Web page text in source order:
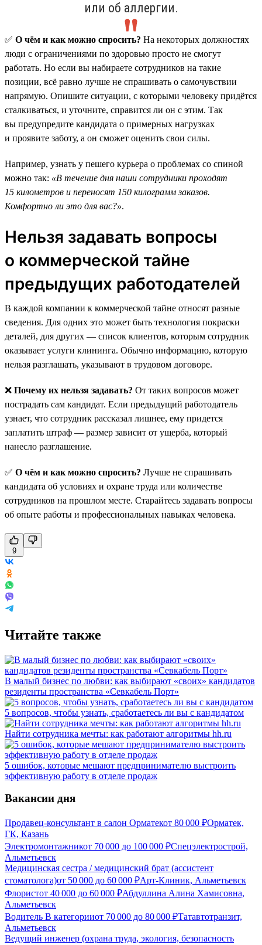
или об аллергии.
✅ О чём и как можно спросить? На некоторых должностях
люди с ограничениями по здоровью просто не смогут
работать. Но если вы набираете сотрудников на такие
позиции, всё равно лучше не спрашивать о самочувствии
напрямую. Опишите ситуации, с которыми человеку придётся
сталкиваться, и уточните, справится ли он с этим. Так
вы предупредите кандидата о примерных нагрузках
и проявите заботу, а он сможет оценить свои силы.
Например, узнать у пешего курьера о проблемах со спиной
можно так: «В течение дня наши сотрудники проходят
15 километров и переносят 150 килограмм заказов.
Комфортно ли это для вас?».
Нельзя задавать вопросы
о коммерческой тайне
предыдущих работодателей
В каждой компании к коммерческой тайне относят разные
сведения. Для одних это может быть технология покраски
деталей, для других — список клиентов, которым сотрудник
оказывает услуги клининга. Обычно информацию, которую
нельзя разглашать, указывают в трудовом договоре.
❌ Почему их нельзя задавать? От таких вопросов может
пострадать сам кандидат. Если предыдущий работодатель
узнает, что сотрудник рассказал лишнее, ему придется
заплатить штраф — размер зависит от ущерба, который
нанесло разглашение.
✅ О чём и как можно спросить? Лучше не спрашивать
кандидата об условиях и охране труда или количестве
сотрудников на прошлом месте. Старайтесь задавать вопросы
об опыте работы и профессиональных навыках человека.
9
Читайте также
В малый бизнес по любви: как выбирают «своих» кандидатов
резиденты пространства «Севкабель Порт»
5 вопросов, чтобы узнать, сработаетесь ли вы с кандидатом
Найти сотрудника мечты: как работают алгоритмы hh.ru
5 ошибок, которые мешают предпринимателю выстроить
эффективную работу в отделе продаж
Вакансии дня
Продавец-консультант в салон Орматекот 80 000 ₽Орматек,
ГК, Казань
Электромонтажникот 70 000 до 100 000 ₽Спецэлектрострой,
Альметьевск
Медицинская сестра / медицинский брат (ассистент
стоматолога)от 50 000 до 60 000 ₽Арт-Клиник, Альметьевск
Флористот 40 000 до 60 000 ₽Абдуллина Алина Хамисовна,
Альметьевск
Водитель В категорииот 70 000 до 80 000 ₽Татавтотранзит,
Альметьевск
Ведущий инженер (охрана труда, экология, безопасность